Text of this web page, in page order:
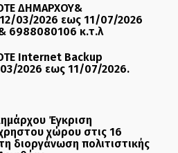
ΔΗΜΑΡΧΟΥ&
03/2026 εως 11/07/2026
6988080106 κ.τ.λ
Internet Backup
2026 εως 11/07/2026.
Έγκριση
χώρου στις 16
διοργάνωση πολιτιστικής